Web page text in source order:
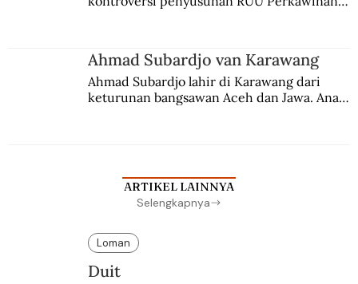
Ahmad Subardjo van Karawang
Ahmad Subardjo lahir di Karawang dari
keturunan bangsawan Aceh dan Jawa. Anak
ARTIKEL LAINNYA
Selengkapnya
Loman
Duit